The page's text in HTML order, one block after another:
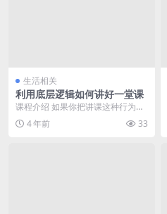
生活相关
利用底层逻辑如何讲好一堂课
课程介绍 如果你把讲课这种行为放
到更广义的范围内来看待的话，那
么你会发现，在日常...
4 年前 33